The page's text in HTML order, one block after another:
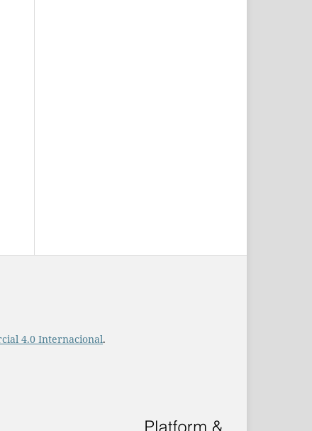
4.0 Internacional.